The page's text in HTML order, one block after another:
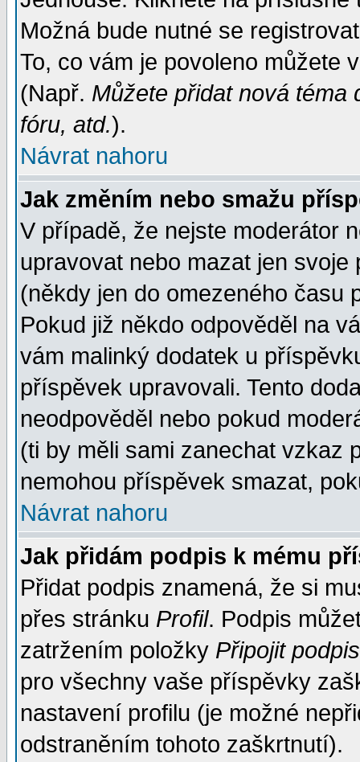
Možná bude nutné se
To, co vám je povoleno můžete
(Např. Můžete přidat nová téma
fóru, atd.).
Návrat nahoru
Jak změním nebo smažu
V případě, že nejste moderátor
upravovat nebo mazat jen
(někdy jen do omezeného
Pokud již někdo odpověděl na
vám malinký dodatek u
příspěvek upravovali. Tento
neodpověděl nebo pokud
(ti by měli sami zanechat vzkaz
nemohou příspěvek smazat,
Návrat nahoru
Jak přidám podpis k mému
Přidat podpis znamená, že si
přes stránku Profil. Podpis
zatržením položky Připojit podpis
pro všechny vaše příspěvky
nastavení profilu (je možné
odstraněním tohoto zaškrtnutí).